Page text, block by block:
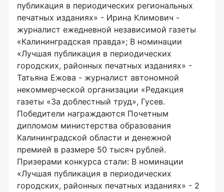
публикация в периодических региональных
печатных изданиях» - Ирина Климович -
журналист ежедневной независимой газеты
«Калининградская правда»; В номинации
«Лучшая публикация в периодических
городских, районных печатных изданиях» -
Татьяна Ежова - журналист автономной
некоммерческой организации «Редакция
газеты «За доблестный труд», Гусев.
Победители награждаются Почетным
дипломом министерства образования
Калининградской области и денежной
премией в размере 50 тысяч рублей.
Призерами конкурса стали: В номинации
«Лучшая публикация в периодических
городских, районных печатных изданиях» - 2